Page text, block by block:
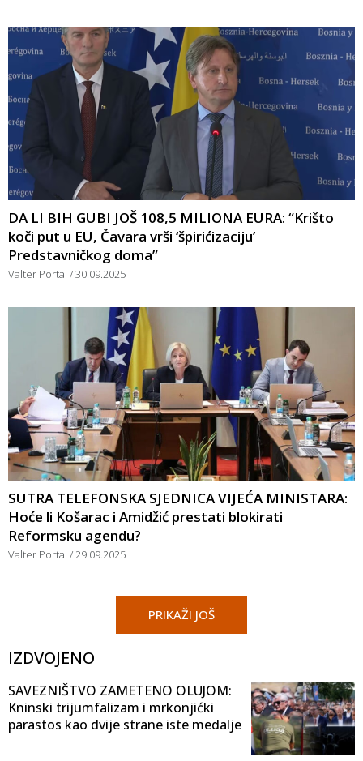
DA LI BIH GUBI JOŠ 108,5 MILIONA EURA: “Krišto
koči put u EU, Čavara vrši ‘špirićizaciju’
Predstavničkog doma”
Valter Portal 30.09.2025
SUTRA TELEFONSKA SJEDNICA VIJEĆA MINISTARA:
Hoće li Košarac i Amidžić prestati blokirati
Reformsku agendu?
Valter Portal 29.09.2025
PRIKAŽI JOŠ
IZDVOJENO
SAVEZNIŠTVO ZAMETENO OLUJOM:
Kninski trijumfalizam i mrkonjićki
parastos kao dvije strane iste medalje